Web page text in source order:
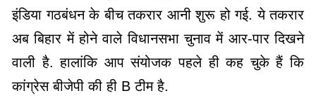
इंडिया गठबंधन के बीच तकरार आनी शुरू हो गई. ये तकरार
अब बिहार में होने वाले विधानसभा चुनाव में आर-पार दिखने
वाली है. हालांकि आप संयोजक पहले ही कह चुके हैं कि
कांग्रेस बीजेपी की ही B टीम है.